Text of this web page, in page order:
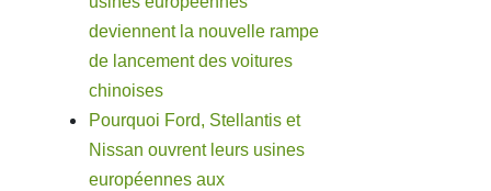
deviennent la nouvelle rampe
de lancement des voitures
chinoises
Pourquoi Ford, Stellantis et
Nissan ouvrent leurs usines
européennes aux